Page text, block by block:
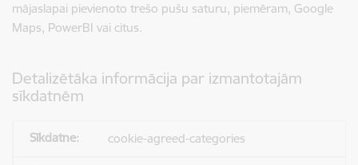
mājaslapai pievienoto trešo pušu saturu, piemēram, Google
Maps, PowerBI vai citus.
Detalizētāka informācija par izmantotajām
sīkdatnēm
cookie-agreed-categories